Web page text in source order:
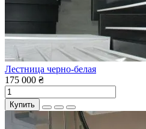
Лестница черно-белая
175 000 ₴
Купить